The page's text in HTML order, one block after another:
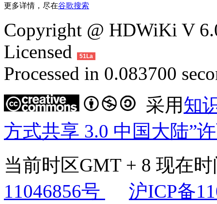
更多详情，尽在谷歌搜索
Copyright @ HDWiKi V
Licensed
51La
Processed in 0.083700
采用知
方式共享 3.0 中国大陆”
当前时区GMT + 8 现在
11046856号
沪ICP备